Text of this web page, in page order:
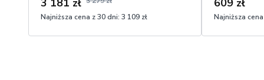
3 181 zł
Najniższa cena z 30 dni: 3 109 zł
609 zł
Najniższa